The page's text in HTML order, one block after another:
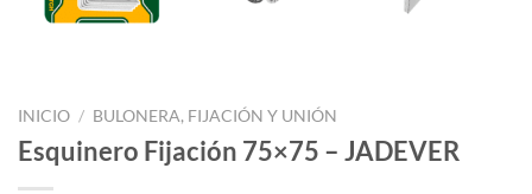
INICIO / BULONERA, FIJACIÓN Y UNIÓN
Esquinero Fijación 75×75 – JADEVER